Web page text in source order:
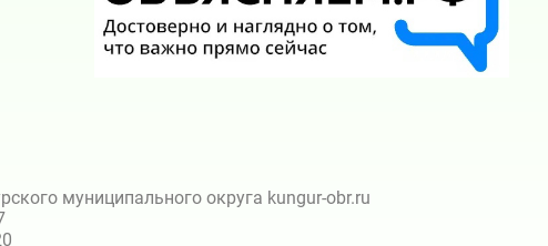
муниципального округа kungur-obr.ru